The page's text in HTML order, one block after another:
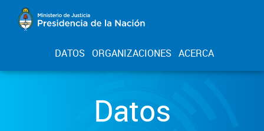
DATOS ORGANIZACIONES ACERCA
Datos